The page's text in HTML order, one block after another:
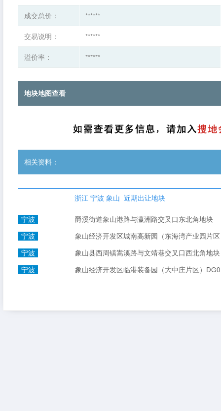
成交总价： ******
交易说明： ******
溢价率： ******
地块地图查看
相关资料：
浙江 宁波 象山 近期出让地块
宁波
爵溪街道象山港路与瀛洲路交叉口东北角地块
宁波
象山经济开发区城南高新园（东海湾产业园片
宁波
象山县西周镇嵩溪路与文靖巷交叉口西北角地块
宁波
象山经济开发区临港装备园（大中庄片区）